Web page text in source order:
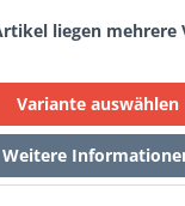
liegen mehrere